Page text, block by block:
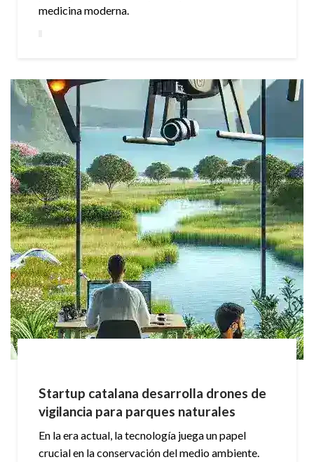
medicina moderna.
Startup catalana desarrolla drones de
vigilancia para parques naturales
En la era actual, la tecnología juega un papel
crucial en la conservación del medio ambiente.